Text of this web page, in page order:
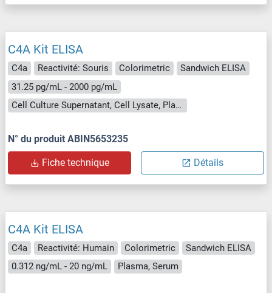
C4A Kit ELISA
C4a Reactivité: Souris Colorimetric
Sandwich ELISA
31.25 pg/mL - 2000 pg/mL
Cell Culture Supernatant, Cell Lysate, Plasma, Serum, Tissue Homogenate
N° du produit ABIN5653235
Fiche technique Détails
C4A Kit ELISA
C4a Reactivité: Humain Colorimetric
Sandwich ELISA
0.312 ng/mL - 20 ng/mL
Plasma, Serum